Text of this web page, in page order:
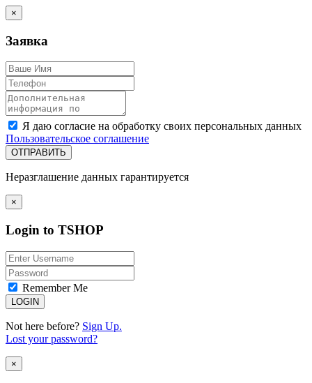
×
Заявка
Я даю согласие на обработку своих персональных данных
Пользовательское соглашение
ОТПРАВИТЬ
Неразглашение данных гарантируется
×
Login to TSHOP
Remember Me
Not here before? Sign Up.
Lost your password?
×